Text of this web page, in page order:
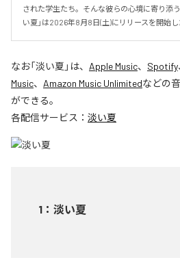
された学生たち。そんな彼らの心境に寄り添
い夏」は2026年8月8日(土)にリリースを開始し
なお「淡い夏 」は、 Apple Music、 Spotify
Music、 Amazon Music Unlimitedなどの
ができる。
各配信サービス： 淡い夏
1 ： 淡い夏